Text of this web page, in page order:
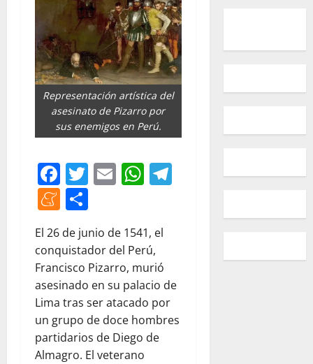
Representación artística del
asesinato de Pizarro por
sus enemigos en Perú.
Facebook
Twitter
EmailWhatsApp
Telegram
Meneame
El 26 de junio de 1541, el
conquistador del Perú,
Francisco Pizarro, murió
asesinado en su palacio de
Lima tras ser atacado por
un grupo de doce hombres
partidarios de Diego de
Almagro. El veterano